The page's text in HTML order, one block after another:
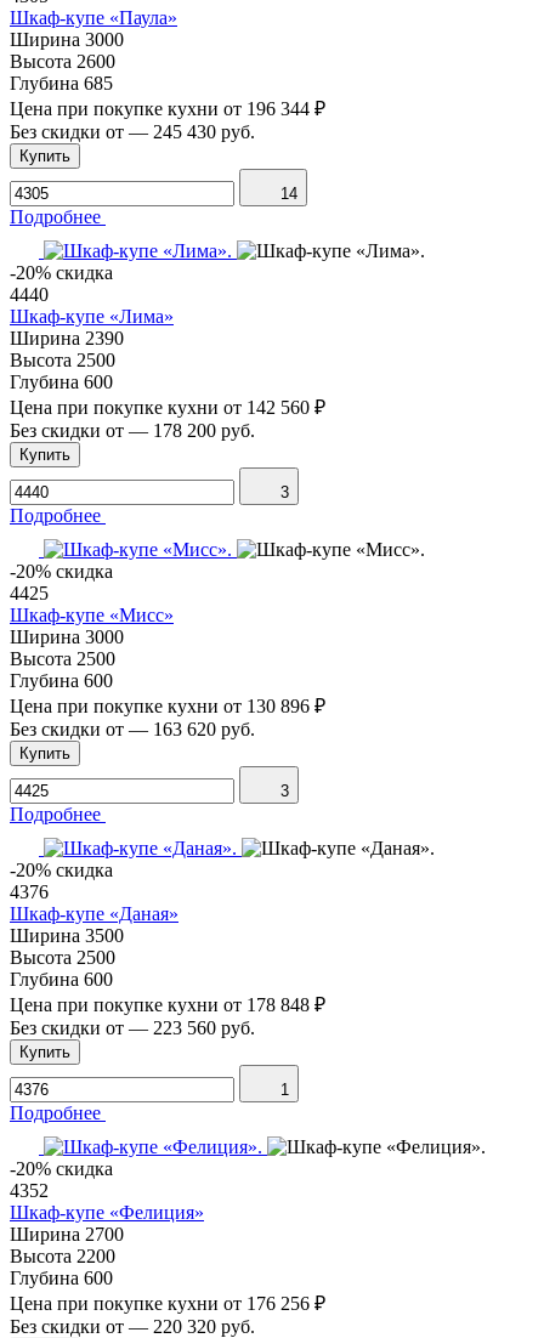
Шкаф-купе «Паула»
Ширина 3000
Высота 2600
Глубина 685
Цена при покупке кухни от 196 344 ₽
Без скидки от — 245 430 руб.
Купить
14
Подробнее
-20% скидка
4440
Шкаф-купе «Лима»
Ширина 2390
Высота 2500
Глубина 600
Цена при покупке кухни от 142 560 ₽
Без скидки от — 178 200 руб.
Купить
3
Подробнее
-20% скидка
4425
Шкаф-купе «Мисс»
Ширина 3000
Высота 2500
Глубина 600
Цена при покупке кухни от 130 896 ₽
Без скидки от — 163 620 руб.
Купить
3
Подробнее
-20% скидка
4376
Шкаф-купе «Даная»
Ширина 3500
Высота 2500
Глубина 600
Цена при покупке кухни от 178 848 ₽
Без скидки от — 223 560 руб.
Купить
1
Подробнее
-20% скидка
4352
Шкаф-купе «Фелиция»
Ширина 2700
Высота 2200
Глубина 600
Цена при покупке кухни от 176 256 ₽
Без скидки от — 220 320 руб.